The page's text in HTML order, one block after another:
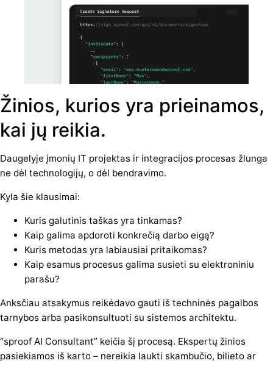
Žinios, kurios yra prieinamos,
kai jų reikia.
Daugelyje įmonių IT projektas ir integracijos procesas žlunga
ne dėl technologijų, o dėl bendravimo.
Kyla šie klausimai:
Kuris galutinis taškas yra tinkamas?
Kaip galima apdoroti konkrečią darbo eigą?
Kuris metodas yra labiausiai pritaikomas?
Kaip esamus procesus galima susieti su elektroniniu
parašu?
Anksčiau atsakymus reikėdavo gauti iš techninės pagalbos
tarnybos arba pasikonsultuoti su sistemos architektu.
“sproof AI Consultant” keičia šį procesą. Ekspertų žinios
pasiekiamos iš karto – nereikia laukti skambučio, bilieto ar